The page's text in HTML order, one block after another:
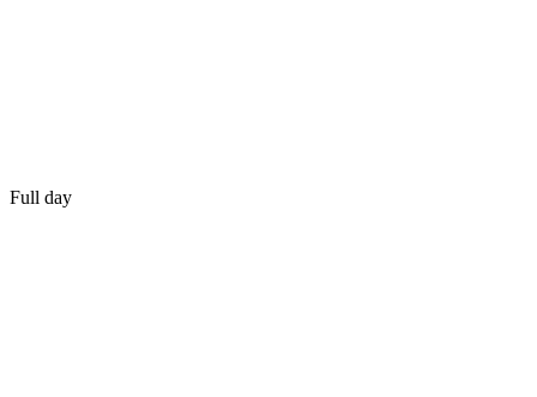
Full day